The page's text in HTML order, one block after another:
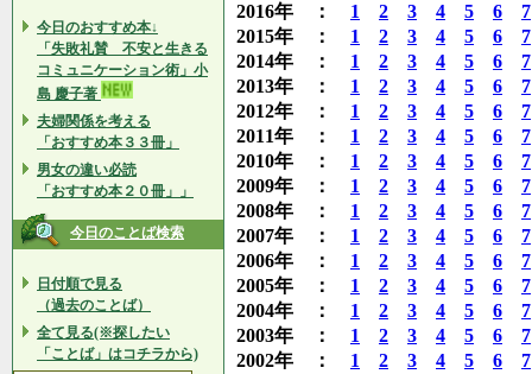
今日のおすすめ本↓
「失敗礼賛 不安と生きる
コミュニケーション術」小
島 慶子著
夫婦関係を考える
「おすすめ本３３冊」
男女の違い必読
「おすすめ本２０冊」」
今日のことば検索
日付順で見る
（過去のことば）
全て見る(※探したい
「ことば」はコチラから)
2016年 ： 1 2 3 4 5 6
7
2015年 ： 1 2 3 4 5 6
7
2014年 ： 1 2 3 4 5 6
7
2013年 ： 1 2 3 4 5 6
7
2012年 ： 1 2 3 4 5 6
7
2011年 ： 1 2 3 4 5 6
7
2010年 ： 1 2 3 4 5 6
7
2009年 ： 1 2 3 4 5 6
7
2008年 ： 1 2 3 4 5 6
7
2007年 ： 1 2 3 4 5 6
7
2006年 ： 1 2 3 4 5 6
7
2005年 ： 1 2 3 4 5 6
7
2004年 ： 1 2 3 4 5 6
7
2003年 ： 1 2 3 4 5 6
7
2002年 ： 1 2 3 4 5 6
7